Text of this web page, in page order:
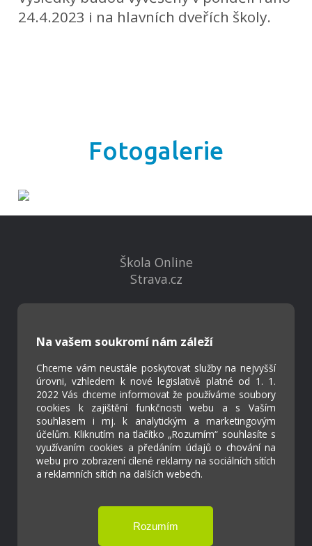
24.4.2023 i na hlavních dveřích školy.
Fotogalerie
Na vašem soukromí nám záleží
Chceme vám neustále poskytovat služby na nejvyšší
úrovni, vzhledem k nové legislativě platné od 1. 1.
2022 Vás chceme informovat že používáme soubory
cookies k zajištění funkčnosti webu a s Vaším
souhlasem i mj. k analytickým a marketingovým
účelům. Kliknutím na tlačítko „Rozumím“ souhlasíte s
využívaním cookies a předáním údajů o chování na
webu pro zobrazení cílené reklamy na sociálních sítích
a reklamních sítích na dalších webech.
Škola Online
Strava.cz
Projekty
Cookies
Přístupnost
Přihlášení
Základní škola a Mateřská škola Ostrožská
Lhota